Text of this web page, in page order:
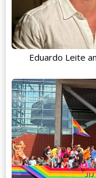
Eduardo Leite